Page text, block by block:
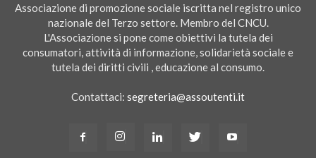
Associazione di promozione sociale iscritta nel registro unico
nazionale del Terzo settore. Membro del CNCU.
L'Associazione si pone come obiettivi la tutela dei
consumatori, attività di informazione, solidarietà sociale e
tutela dei diritti civili , educazione al consumo.
Contattaci: segreteria@assoutenti.it